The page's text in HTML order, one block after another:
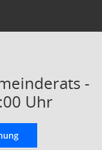
-
Uhr